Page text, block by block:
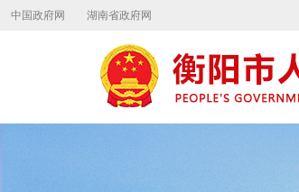
中国政府网 湖南省政府网